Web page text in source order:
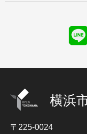
横浜
〒225-0024